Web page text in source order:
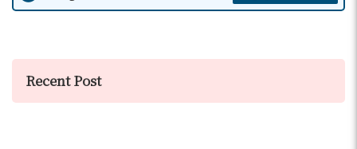
Recent Post